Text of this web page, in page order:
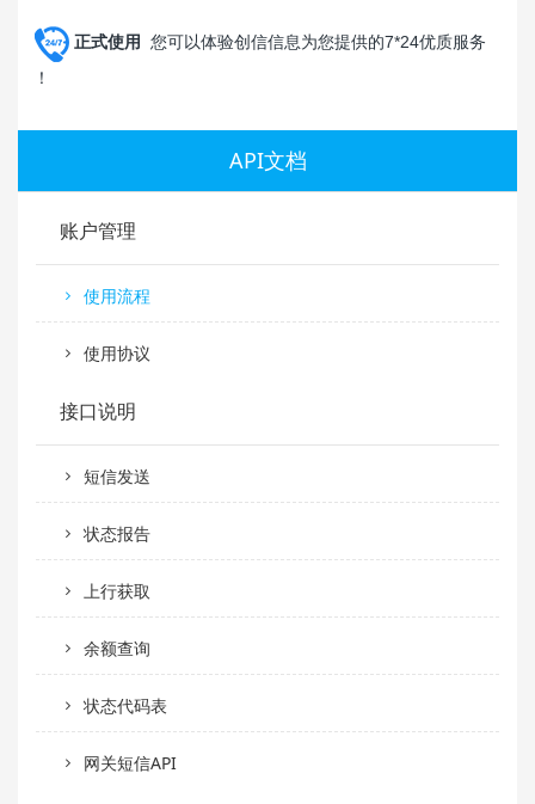
正式使用 您可以体验创信信息为您提供的7*24优质服务
！
API文档
账户管理
使用流程
使用协议
接口说明
短信发送
状态报告
上行获取
余额查询
状态代码表
网关短信API